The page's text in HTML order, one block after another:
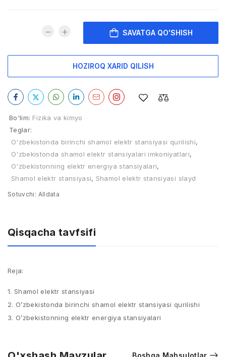
SAVATGA QO'SHISH
HOZIROQ XARID QILISH
Bo'lim: Fizika va kimyo
Teglar:
O'zbekistonda birinchi shamol elektr stansiyasi qurilishi,
O'zbekistonda shamol elektr stansiyalari imkoniyatlari,
O'zbekistonning elektr energiya stansiyalari,
Shamol elektr stansiyasi, Shamol elektr stansiyasi slayd
Sotuvchi: Alldata
Qisqacha tavfsifi
Reja:
1. Shamol elektr stansiyasi
2. O’zbekistonda birinchi shamol elektr stansiyasi qurilishi
3. O’zbekistonning elektr energiya stansiyalari
Boshqa Mahsulotlar